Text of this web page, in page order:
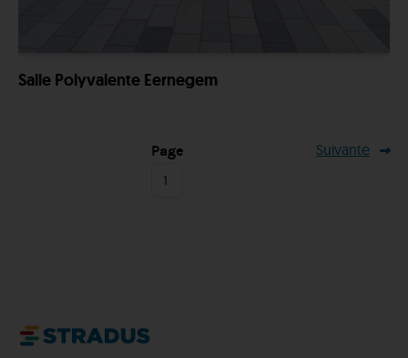
Salle Polyvalente Eernegem
Page Suivante